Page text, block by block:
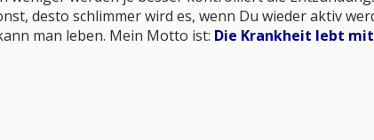
desto schlimmer wird es, wenn Du wieder aktiv
man leben. Mein Motto ist: Die Krankheit lebt